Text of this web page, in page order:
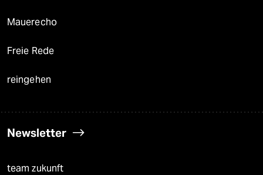
Mauerecho
Freie Rede
reingehen
Newsletter
team zukunft